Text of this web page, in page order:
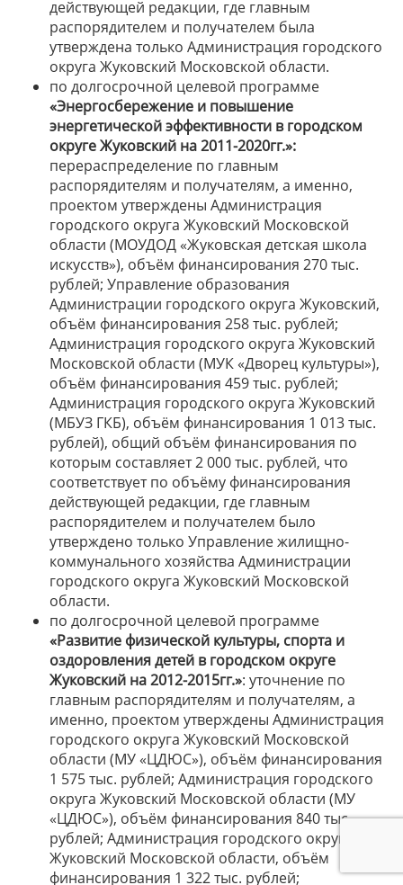
действующей редакции, где главным
распорядителем и получателем была
утверждена только Администрация городского
округа Жуковский Московской области.
по долгосрочной целевой программе
«Энергосбережение и повышение
энергетической эффективности в городском
округе Жуковский на 2011-2020гг.»:
перераспределение по главным
распорядителям и получателям, а именно,
проектом утверждены Администрация
городского округа Жуковский Московской
области (МОУДОД «Жуковская детская школа
искусств»), объём финансирования 270 тыс.
рублей; Управление образования
Администрации городского округа Жуковский,
объём финансирования 258 тыс. рублей;
Администрация городского округа Жуковский
Московской области (МУК «Дворец культуры»),
объём финансирования 459 тыс. рублей;
Администрация городского округа Жуковский
(МБУЗ ГКБ), объём финансирования 1 013 тыс.
рублей), общий объём финансирования по
которым составляет 2 000 тыс. рублей, что
соответствует по объёму финансирования
действующей редакции, где главным
распорядителем и получателем было
утверждено только Управление жилищно-
коммунального хозяйства Администрации
городского округа Жуковский Московской
области.
по долгосрочной целевой программе
«Развитие физической культуры, спорта и
оздоровления детей в городском округе
Жуковский на 2012-2015гг.»: уточнение по
главным распорядителям и получателям, а
именно, проектом утверждены Администрация
городского округа Жуковский Московской
области (МУ «ЦДЮС»), объём финансирования
1 575 тыс. рублей; Администрация городского
округа Жуковский Московской области (МУ
«ЦДЮС»), объём финансирования 840 тыс.
рублей; Администрация городского округа
Жуковский Московской области, объём
финансирования 1 322 тыс. рублей;